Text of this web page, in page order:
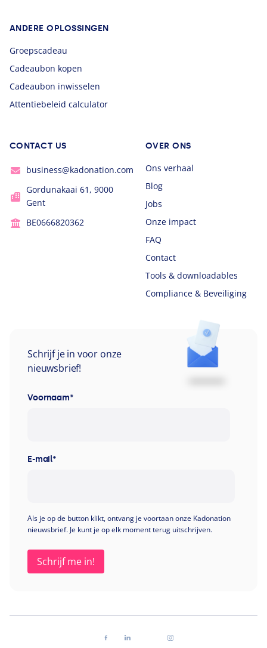
ANDERE OPLOSSINGEN
Groepscadeau
Cadeaubon kopen
Cadeaubon inwisselen
Attentiebeleid calculator
CONTACT US
business@kadonation.com
Gordunakaai 61, 9000
Gent
BE0666820362
OVER ONS
Ons verhaal
Blog
Jobs
Onze impact
FAQ
Contact
Tools & downloadables
Compliance & Beveiliging
Schrijf je in voor onze
nieuwsbrief!
Voornaam*
E-mail*
Als je op de button klikt, ontvang je voortaan onze Kadonation
nieuwsbrief. Je kunt je op elk moment terug uitschrijven.
Volg ons op facebook
Volg ons op linkedin
Volg ons op youtube
Volg ons op